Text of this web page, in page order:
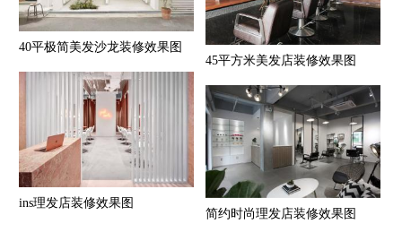
40平极简美发沙龙装修效果图
45平方米美发店装修效果图
ins理发店装修效果图
简约时尚理发店装修效果图